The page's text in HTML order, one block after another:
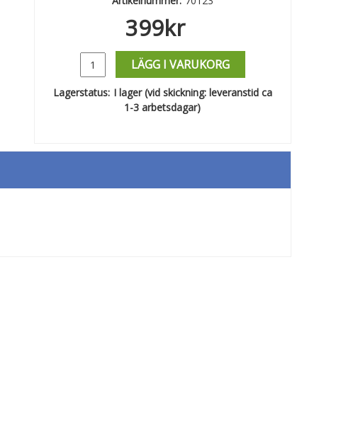
399kr
LÄGG I VARUKORG
Lagerstatus: I lager (vid skickning: leveranstid ca
1-3 arbetsdagar)